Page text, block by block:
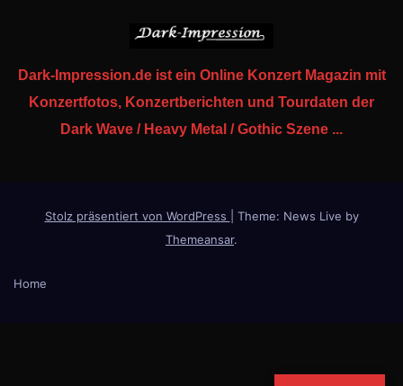
Dark-Impression.de ist ein Online Konzert Magazin mit
Konzertfotos, Konzertberichten und Tourdaten der
Dark Wave / Heavy Metal / Gothic Szene ...
Stolz präsentiert von WordPress
Theme: News Live by
Themeansar.
Home